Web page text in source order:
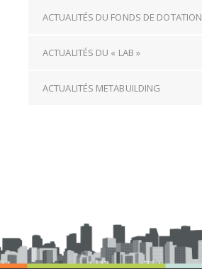
ACTUALITÉS DU FONDS DE DOTATION
ACTUALITÉS DU « LAB »
ACTUALITÉS METABUILDING